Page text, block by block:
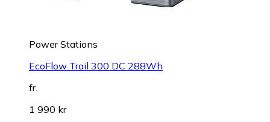
Power Stations
EcoFlow Trail 300 DC 288Wh
fr.
1 990 kr